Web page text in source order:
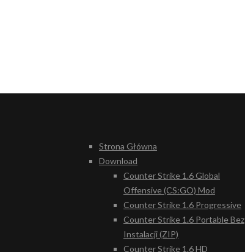
Strona Główna
Download
Counter Strike 1.6 Global
Offensive (CS:GO) Mod
Counter Strike 1.6 Progressive
Counter Strike 1.6 Portable Bez
Instalacji (ZIP)
Counter Strike 1.6 HD